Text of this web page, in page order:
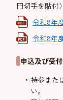
円切手を貼付
令和8年
令和8年
申込及び受
持参また
い。